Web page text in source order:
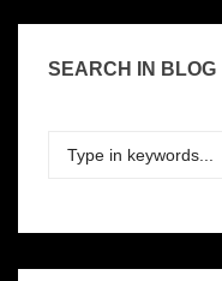
SEARCH IN BLOG